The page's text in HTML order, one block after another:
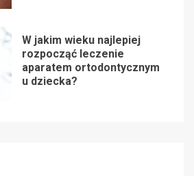
W jakim wieku najlepiej
rozpocząć leczenie
aparatem ortodontycznym
u dziecka?